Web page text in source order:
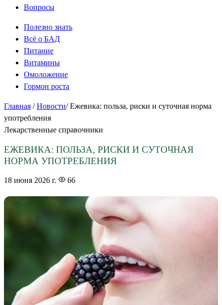
Вопросы
Полезно знать
Всё о БАД
Питание
Витамины
Омоложение
Гормон роста
Главная / Новости/ Ежевика: польза, риски и суточная норма
употребления
Лекарственные справочники
ЕЖЕВИКА: ПОЛЬЗА, РИСКИ И СУТОЧНАЯ
НОРМА УПОТРЕБЛЕНИЯ
18 июня 2026 г. 66